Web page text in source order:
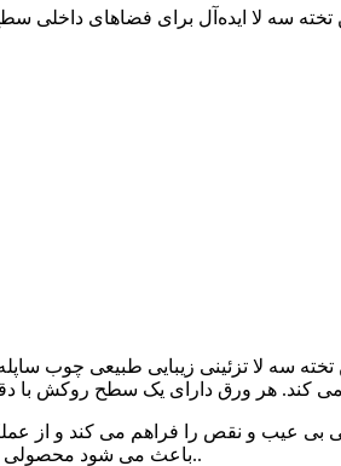
عیب و نقص را فراهم می کند و از
باعث می شود محصولی در برابر تاب خوردگی و ترک خوردگی مقاوم باشد و ظاهر زیبای خود را در طول زمان حفظ کند..